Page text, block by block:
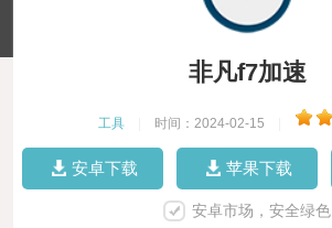
非凡f7加速
工具 时间：2024-02-15
安卓下载 苹果下载
安卓市场，安全绿色